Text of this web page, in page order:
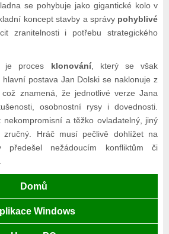
se pohybuje jako gigantické kolo v
koncept stavby a správy pohyblivé
zranitelnosti i potřebu strategického
je proces klonování, který se však
postava Jan Dolski se naklonuje z
, což znamená, že jednotlivé verze Jana
osobnostní rysy i dovednosti.
nekompromisní a těžko ovladatelný, jiný
zručný. Hráč musí pečlivě dohlížet na
předešel nežádoucím konfliktům či
Domů
Windows